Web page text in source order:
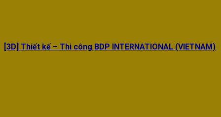
[3D] Thiết kế – Thi công BDP INTERNATIONAL (VIETNAM)